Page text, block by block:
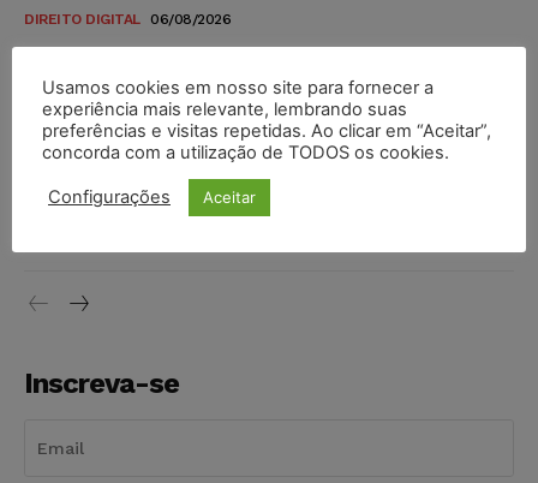
DIREITO DIGITAL 06/08/2026
TSE reforça que sistemas das urnas eletrônicas tornam-se
invioláveis após assinatura digital e lacração
NOTÍCIAS 06/08/2026
STF inicia julgamento sobre constitucionalidade da
proibição dos jogos de azar no Brasil
Inscreva-se
Usamos cookies em nosso site para fornecer a
experiência mais relevante, lembrando suas
preferências e visitas repetidas. Ao clicar em “Aceitar”,
concorda com a utilização de TODOS os cookies.
Configurações Aceitar